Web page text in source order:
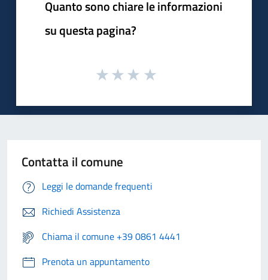
Quanto sono chiare le informazioni
su questa pagina?
Contatta il comune
Leggi le domande frequenti
Richiedi Assistenza
Chiama il comune +39 0861 4441
Prenota un appuntamento